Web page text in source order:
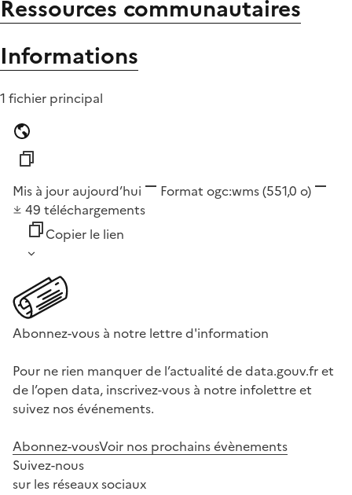
Ressources communautaires
Informations
1 fichier principal
Mis à jour aujourd’hui Format ogc:wms(551,0 o)
49 téléchargements
Copier le lien
Abonnez-vous à notre lettre d'information
Pour ne rien manquer de l’actualité de data.gouv.fr et
de l’open data, inscrivez-vous à notre infolettre et
suivez nos événements.
Abonnez-vousVoir nos prochains évènements
Suivez-nous
sur les réseaux sociaux